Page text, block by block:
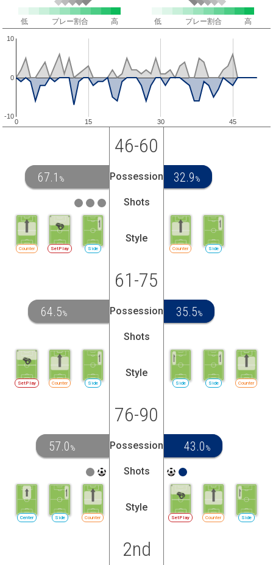
低 プレー割合 高 低 プレー割合 高
0 15 30 45
-10
0
10
46-60
67.1 % Possession 32.9 %
Shots
Side
SetPlay
Counter
Style
Counter Side
61-75
64.5% Possession 35.5%
Shots
Side
Counter
SetPlay
Style
Side Side Counter
76-90
57.0 % Possession 43.0 %
Shots
Counter
Side
Center
Style
SetPlay Counter Side
2nd